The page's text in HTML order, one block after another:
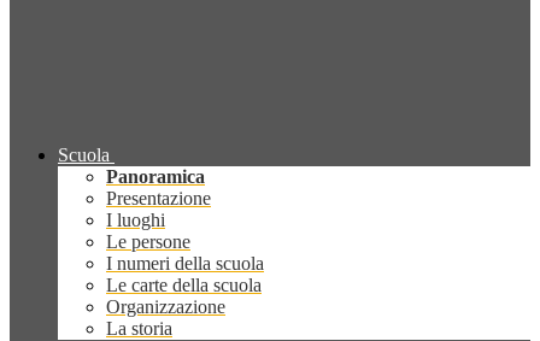
Scuola
Panoramica
Presentazione
I luoghi
Le persone
I numeri della scuola
Le carte della scuola
Organizzazione
La storia